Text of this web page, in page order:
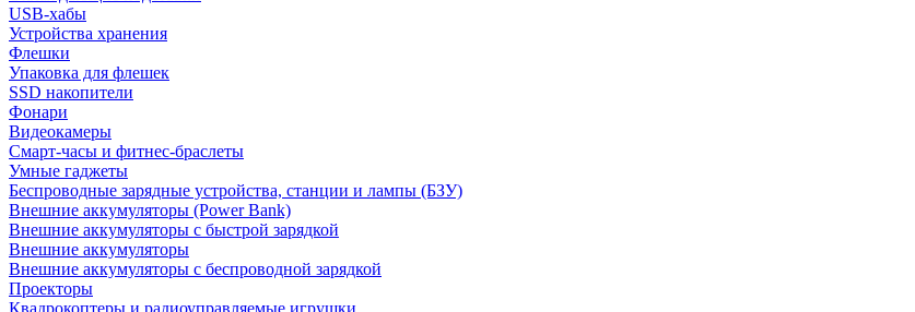
USB-хабы
Устройства хранения
Флешки
Упаковка для флешек
SSD накопители
Фонари
Видеокамеры
Смарт-часы и фитнес-браслеты
Умные гаджеты
Беспроводные зарядные устройства, станции и лампы (БЗУ)
Внешние аккумуляторы (Power Bank)
Внешние аккумуляторы с быстрой зарядкой
Внешние аккумуляторы
Внешние аккумуляторы с беспроводной зарядкой
Проекторы
Квадрокоптеры и радиоуправляемые игрушки